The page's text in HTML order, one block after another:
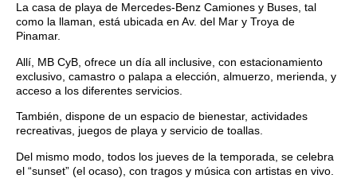
La casa de playa de Mercedes-Benz Camiones y Buses, tal
como la llaman, está ubicada en Av. del Mar y Troya de
Pinamar.
Allí, MB CyB, ofrece un día all inclusive, con estacionamiento
exclusivo, camastro o palapa a elección, almuerzo, merienda, y
acceso a los diferentes servicios.
También, dispone de un espacio de bienestar, actividades
recreativas, juegos de playa y servicio de toallas.
Del mismo modo, todos los jueves de la temporada, se celebra
el “sunset” (el ocaso), con tragos y música con artistas en vivo.